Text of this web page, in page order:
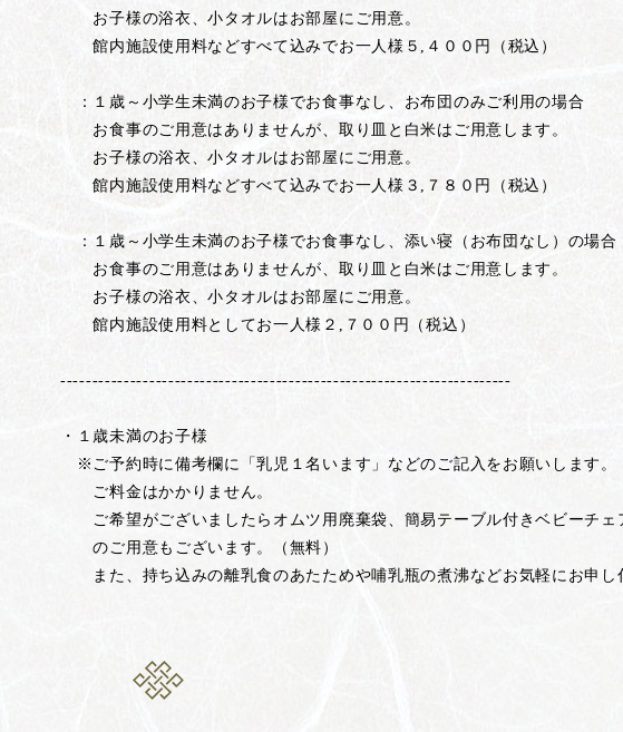
お子様の浴衣、小タオルはお部屋にご用意。
館内施設使用料などすべて込みでお一人様５,４００円（税込）
：１歳～小学生未満のお子様でお食事なし、お布団のみご利用の場合
お食事のご用意はありませんが、取り皿と白米はご用意します。
お子様の浴衣、小タオルはお部屋にご用意。
館内施設使用料などすべて込みでお一人様３,７８０円（税込）
：１歳～小学生未満のお子様でお食事なし、添い寝（お布団なし）の場合
お食事のご用意はありませんが、取り皿と白米はご用意します。
お子様の浴衣、小タオルはお部屋にご用意。
館内施設使用料としてお一人様２,７００円（税込）
-----------------------------------------------------------------------
・１歳未満のお子様
※ご予約時に備考欄に「乳児１名います」などのご記入をお願いします。
ご料金はかかりません。
ご希望がございましたらオムツ用廃棄袋、簡易テーブル付きベビーチェ
のご用意もございます。（無料）
また、持ち込みの離乳食のあたためや哺乳瓶の煮沸などお気軽にお申し